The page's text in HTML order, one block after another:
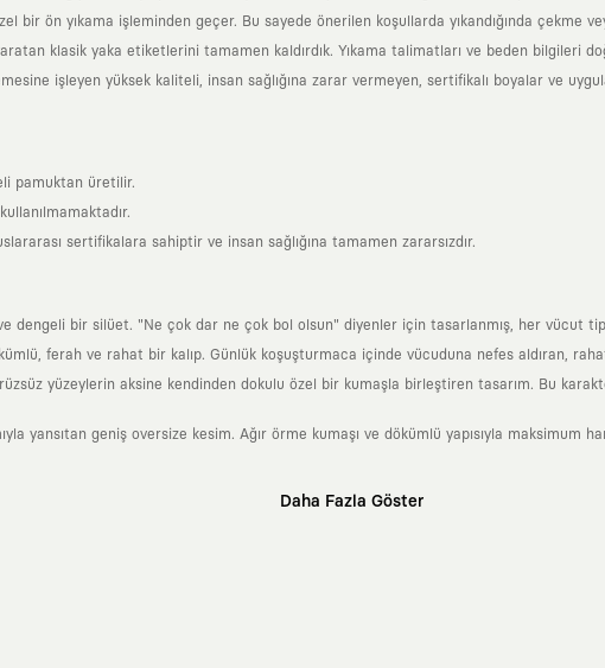
bir ön yıkama işleminden geçer. Bu sayede önerilen koşullarda yıkandığında çekme
klasik yaka etiketlerini tamamen kaldırdık. Yıkama talimatları ve beden bilgileri
işleyen yüksek kaliteli, insan sağlığına zarar vermeyen, sertifikalı boyalar ve
pamuktan üretilir.
sertifikalara sahiptir ve insan sağlığına tamamen zararsızdır.
dengeli bir silüet. "Ne çok dar ne çok bol olsun" diyenler için tasarlanmış, her vücut
ferah ve rahat bir kalıp. Günlük koşuşturmaca içinde vücuduna nefes aldıran,
yüzeylerin aksine kendinden dokulu özel bir kumaşla birleştiren tasarım. Bu
yansıtan geniş oversize kesim. Ağır örme kumaşı ve dökümlü yapısıyla
Daha Fazla Göster